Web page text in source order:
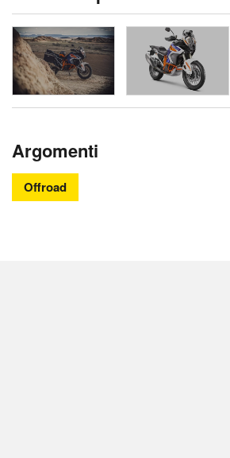
Argomenti
Offroad